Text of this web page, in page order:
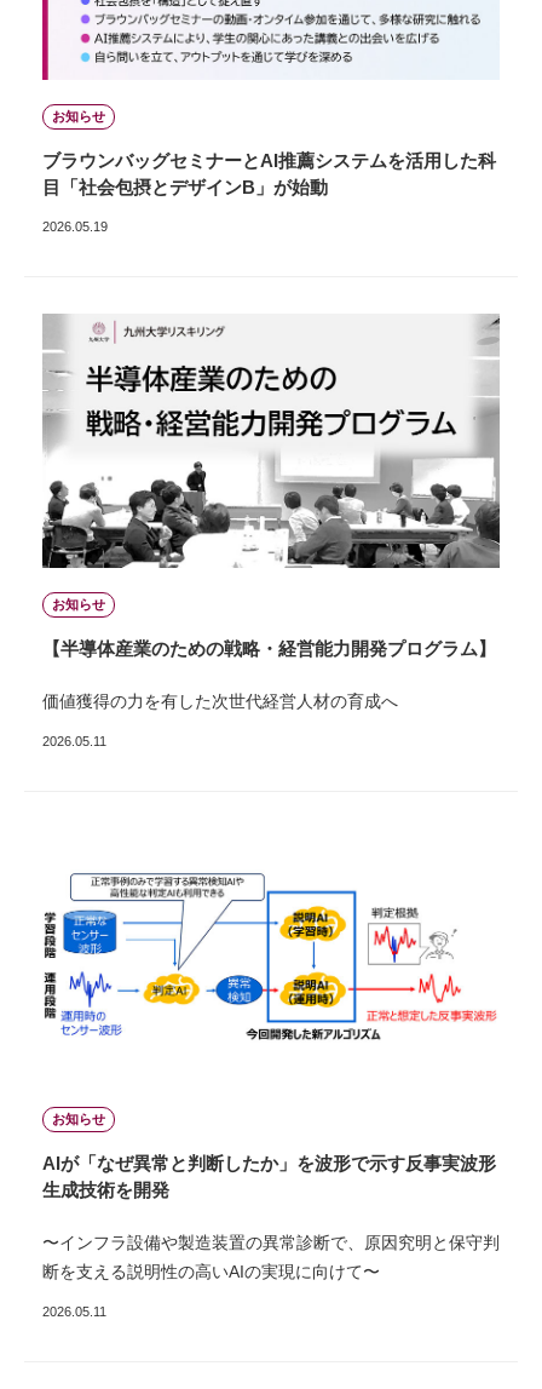
お知らせ
ブラウンバッグセミナーとAI推薦システムを活用した科
目「社会包摂とデザインB」が始動
2026.05.19
お知らせ
【半導体産業のための戦略・経営能力開発プログラム】
価値獲得の力を有した次世代経営人材の育成へ
2026.05.11
お知らせ
AIが「なぜ異常と判断したか」を波形で示す反事実波形
生成技術を開発
〜インフラ設備や製造装置の異常診断で、原因究明と保守判
断を支える説明性の高いAIの実現に向けて〜
2026.05.11